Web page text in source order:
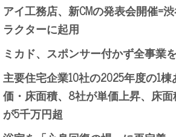
アイ工務店、新CMの発表会開催=
ラクターに起用
ミカド、スポンサー付かず全事業
主要住宅企業10社の2025年度の1
価・床面積、8社が単価上昇、床
が5千万円超